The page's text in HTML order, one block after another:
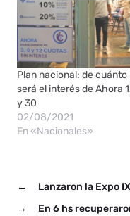
Plan nacional: de cuánto
será el interés de Ahora
y 30
02/08/2021
En «Nacionales»
←
Lanzaron la Expo
→
En 6 hs